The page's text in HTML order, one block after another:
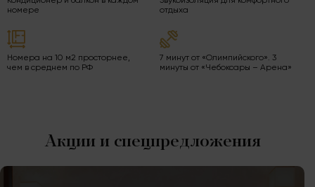
номере
отдыха
Номера на 10 м2 просторнее,
чем в среднем по РФ
7 минут от «Олимпийского». 3
минуты от «Чебоксары – Арена»
Акции и спецпредложения